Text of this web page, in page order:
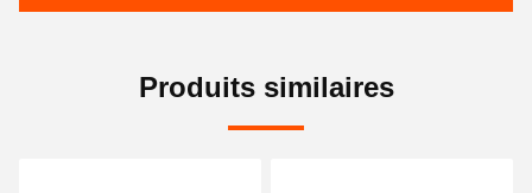
Produits similaires